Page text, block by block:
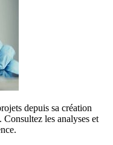
depuis sa création
les analyses et